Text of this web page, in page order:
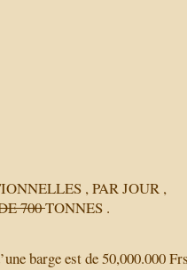
, PAR JOUR ,
700TONNES .
barge est de 50,000.000